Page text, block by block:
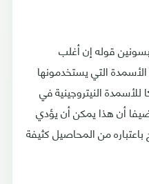
قوله إن أغلب
التي يستخدمونها
للأسمدة النيتروجينية في
أن هذا يمكن أن يؤدي
من المحاصيل كثيفة